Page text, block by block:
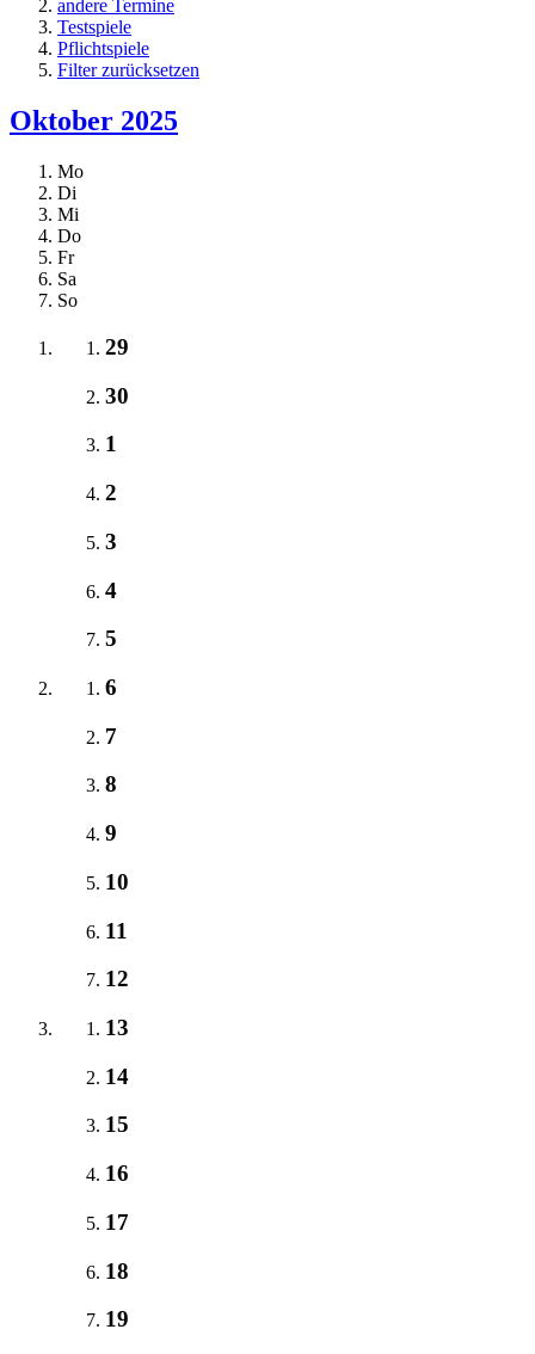
andere Termine
Testspiele
Pflichtspiele
Filter zurücksetzen
Oktober 2025
Mo
Di
Mi
Do
Fr
Sa
So
29
30
1
2
3
4
5
6
7
8
9
10
11
12
13
14
15
16
17
18
19